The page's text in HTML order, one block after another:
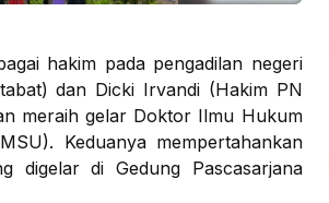
hakim pada pengadilan negeri
dan Dicki Irvandi (Hakim PN
meraih gelar Doktor Ilmu Hukum
Keduanya mempertahankan
digelar di Gedung Pascasarjana